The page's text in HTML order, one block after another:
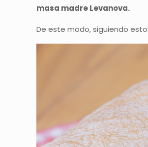
masa madre Levanova.
De este modo, siguiendo